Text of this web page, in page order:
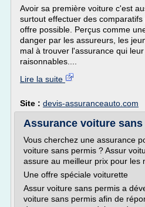
Avoir sa première voiture c'est
surtout effectuer des
offre possible. Perçus comme
danger par les assureurs, les
mal à trouver l'assurance qui
raisonnables....
Lire la suite
Site : devis-assuranceauto.com
Assurance voiture
Vous cherchez une assurance
voiture sans permis ? Assur
assure au meilleur prix pour les
Une offre spéciale voiturette
Assur voiture sans permis a
voiture sans permis afin de